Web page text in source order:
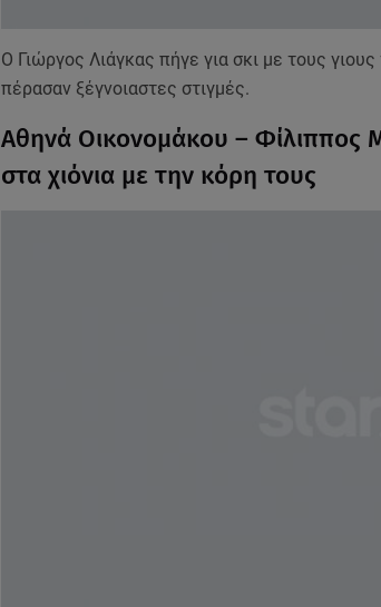
Ο Γιώργος Λιάγκας πήγε για σκι με τους
πέρασαν ξέγνοιαστες στιγμές.
Αθηνά Οικονομάκου –
στα χιόνια με την κόρη τους